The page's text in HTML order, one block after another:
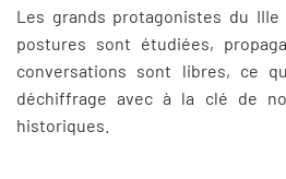
Les grands protagonistes du
postures sont étudiées,
conversations sont libres, ce
déchiffrage avec à la clé de
historiques.